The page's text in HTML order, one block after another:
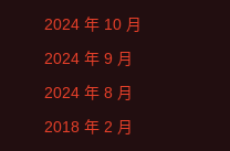
2024 年 10 月
2024 年 9 月
2024 年 8 月
2018 年 2 月